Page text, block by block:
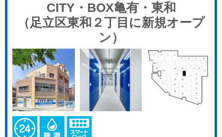
CITY・BOX亀有・東和
（足立区東和２丁目に新規オープ
ン）